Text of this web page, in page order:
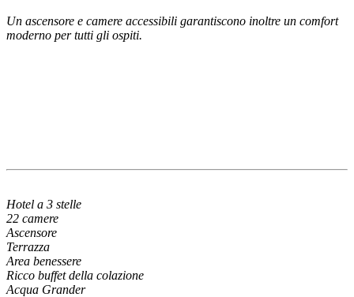
Un ascensore e camere accessibili garantiscono inoltre un comfort
moderno per tutti gli ospiti.
Hotel a 3 stelle
22 camere
Ascensore
Terrazza
Area benessere
Ricco buffet della colazione
Acqua Grander